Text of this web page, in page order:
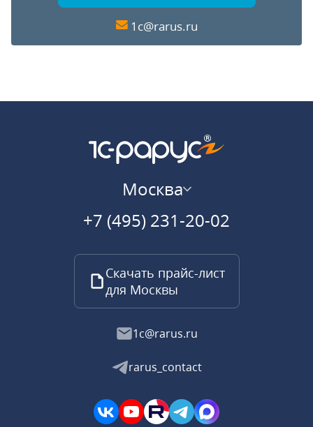
1c@rarus.ru
Москва
+7 (495) 231-20-02
Скачать прайс-лист
для Москвы
1c@rarus.ru
rarus_contact